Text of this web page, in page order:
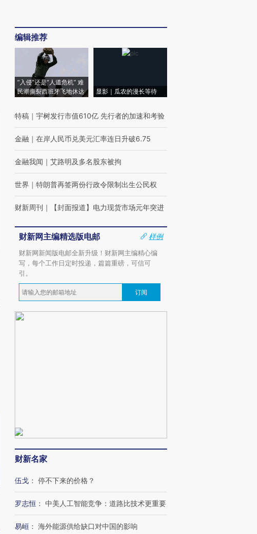
编辑推荐
“入侵”还是“人道危机” 难
民潮撕裂西班牙飞地休达
显影｜瓜农的漫长等待
特稿 ｜ 宇树发行市值610亿 先行者的加速和考验
金融 ｜ 在岸人民币兑美元汇率连日升破6.75
金融我闻 ｜ 艾路明及多名股东被拘
世界 ｜ 特朗普再签两份行政令限制出生公民权
财新周刊 ｜ 【封面报道】电力现货市场元年突进
财新网主编精选版电邮
样例
财新网新闻版电邮全新升级！财新网主编精心编
写，每个工作日定时投递，篇篇重磅，可信可
引。
订阅
财新名家
伍戈 ： 停不下来的价格？
罗志恒 ： 中美人工智能竞争：道路比技术更重要
易峘 ： 海外能源供给缺口对中国的影响